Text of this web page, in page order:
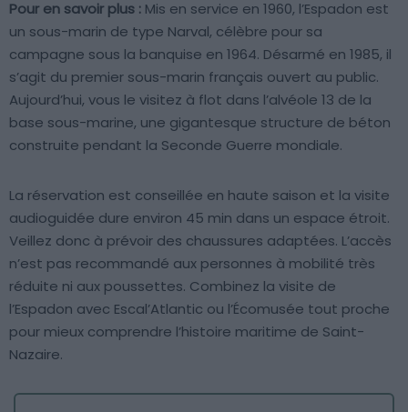
Pour en savoir plus : Mis en service en 1960, l’Espadon est
un sous-marin de type Narval, célèbre pour sa
campagne sous la banquise en 1964. Désarmé en 1985, il
s’agit du premier sous-marin français ouvert au public.
Aujourd’hui, vous le visitez à flot dans l’alvéole 13 de la
base sous-marine, une gigantesque structure de béton
construite pendant la Seconde Guerre mondiale.
La réservation est conseillée en haute saison et la visite
audioguidée dure environ 45 min dans un espace étroit.
Veillez donc à prévoir des chaussures adaptées. L’accès
n’est pas recommandé aux personnes à mobilité très
réduite ni aux poussettes. Combinez la visite de
l’Espadon avec Escal’Atlantic ou l’Écomusée tout proche
pour mieux comprendre l’histoire maritime de Saint-
Nazaire.